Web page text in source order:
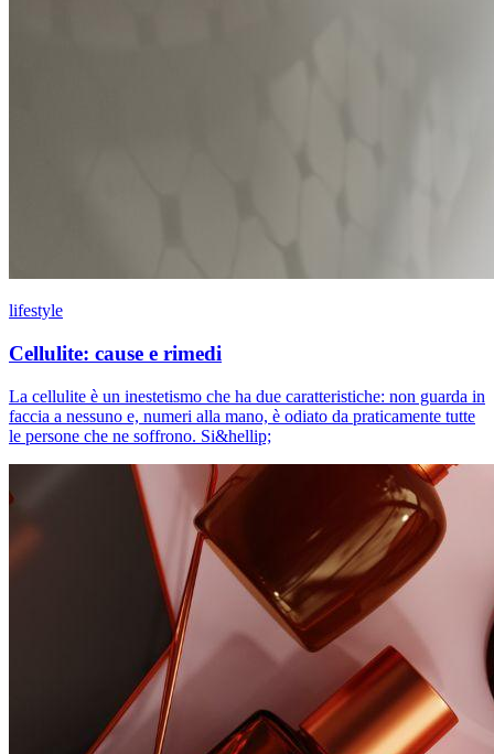
lifestyle
Cellulite: cause e rimedi
La cellulite è un inestetismo che ha due caratteristiche: non guarda in
faccia a nessuno e, numeri alla mano, è odiato da praticamente tutte
le persone che ne soffrono. Si&hellip;